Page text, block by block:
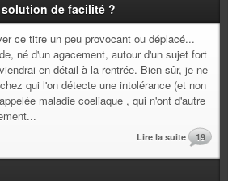
de facilité ?
ce titre un peu provocant ou déplacé...
né d'un agacement, autour d'un sujet fort
en détail à la rentrée. Bien sûr, je ne
qui l'on détecte une intolérance (et non
maladie coeliaque , qui n'ont d'autre
Lire la suite 19